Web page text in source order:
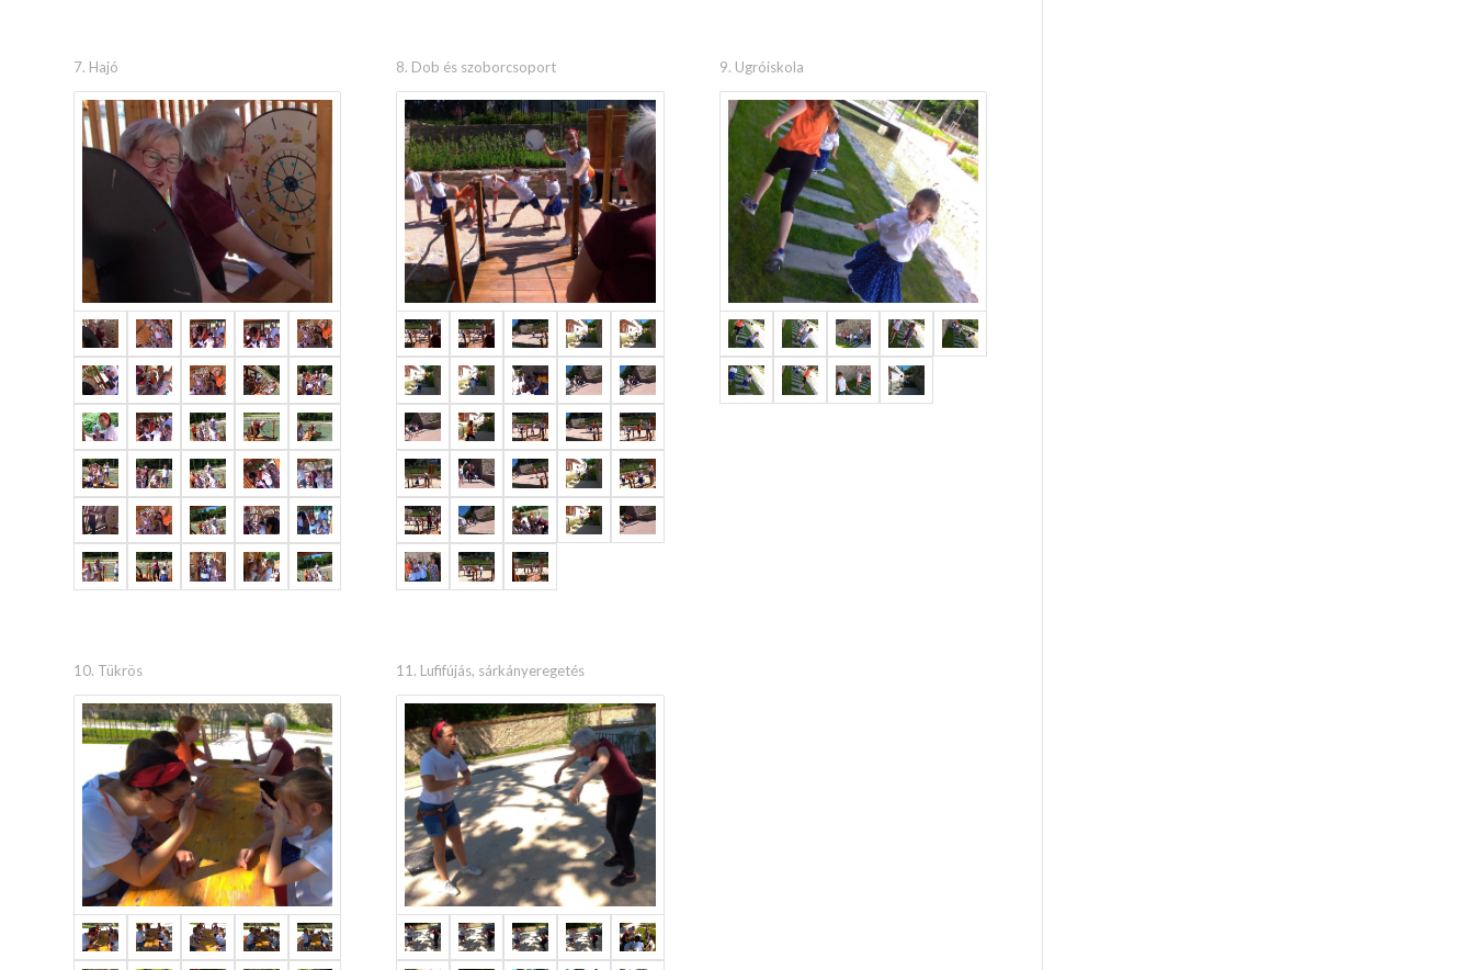
7. Hajó 8. Dob és szoborcsoport 9. Ugróiskola
10. Tükrös 11. Lufifújás, sárkányeregetés